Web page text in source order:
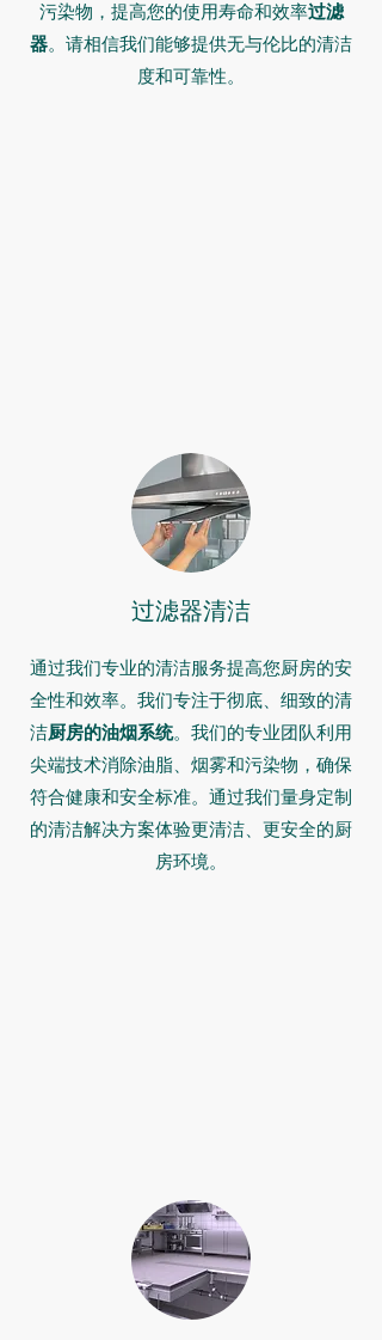
污染物，提高您的使用寿命和效率过滤
器。请相信我们能够提供无与伦比的清洁
度和可靠性。
过滤器清洁
通过我们专业的清洁服务提高您厨房的安
全性和效率。我们专注于彻底、细致的清
洁厨房的油烟系统。我们的专业团队利用
尖端技术消除油脂、烟雾和污染物，确保
符合健康和安全标准。通过我们量身定制
的清洁解决方案体验更清洁、更安全的厨
房环境。